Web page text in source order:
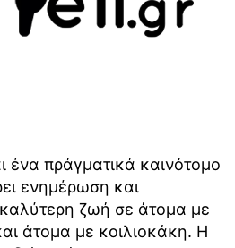
ένα πράγματικά καινότομο
ενημέρωση και
καλύτερη ζωή σε άτομα με
άτομα με κοιλιοκάκη. Η